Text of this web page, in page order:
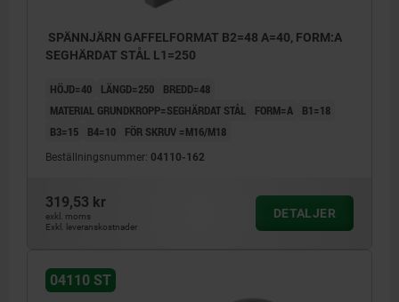
SPÄNNJÄRN GAFFELFORMAT B2=48 A=40, FORM:A
SEGHÄRDAT STÅL L1=250
HÖJD=40 LÄNGD=250
BREDD=48
MATERIAL GRUNDKROPP=SEGHÄRDAT STÅL
FORM=A
B1=18
B3=15
B4=10 FÖR SKRUV =M16/M18
Beställningsnummer: 04110-162
319,53 kr
exkl. moms
Exkl. leveranskostnader
DETALJER
04110 ST